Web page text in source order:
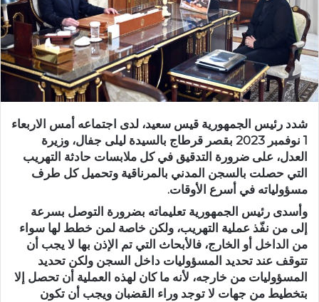
شدد رئيس الجمهورية قيس سعيد، لدى اجتماعه أمس الاربعاء
1 نوفمبر 2023 بقصر قرطاج بالسيدة ليلى جفال، وزيرة
العدل، على ضرورة التدقيق في كل ملابسات حادثة التهريب
التي حصلت بالسجن المدني بالمرناقية وتحميل كل طرف
مسؤولياته في أسرع الأوقات.
وأسدى رئيس الجمهورية تعليماته بضرورة التوصل بسرعة
إلى من نفّذ عملية التهريب، ولكن خاصة لمن خطط لها سواء
من الداخل أو الخارج، فالأبحاث التي تم الإذن بها لا يجب أن
تتوقف عند تحديد المسؤوليات داخل السجن ولكن تحديد
المسؤوليات من خارجه، لأنه ما كان لهذه العملية أن تحصل إلا
بتخطيط من جهات لا توجد وراء القضبان ويجب أن تكون